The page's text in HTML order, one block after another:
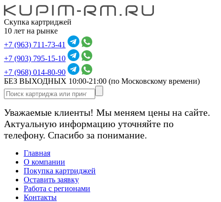
Скупка картриджей
10 лет на рынке
+7 (963) 711-73-41
+7 (903) 795-15-10
+7 (968) 014-80-90
БЕЗ ВЫХОДНЫХ 10:00-21:00 (по Московскому времени)
Уважаемые клиенты! Мы меняем цены на сайте.
Актуальную информацию уточняйте по
телефону. Спасибо за понимание.
Главная
О компании
Покупка картриджей
Оставить заявку
Работа с регионами
Контакты